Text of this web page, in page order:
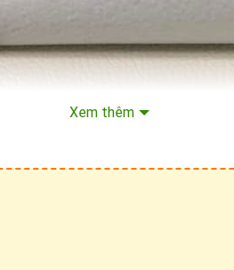
Xem thêm